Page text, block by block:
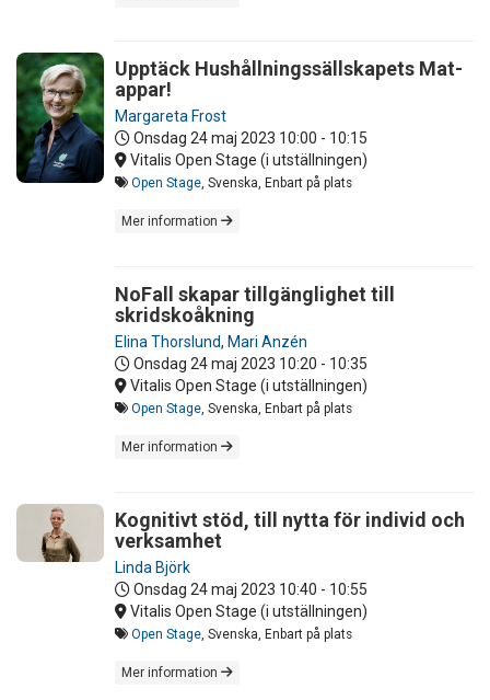
Upptäck Hushållningssällskapets Mat-
appar!
Margareta Frost
Onsdag 24 maj 2023 10:00 - 10:15
Vitalis Open Stage (i utställningen)
Open Stage , Svenska, Enbart på plats
Mer information
NoFall skapar tillgänglighet till
skridskoåkning
Elina Thorslund, Mari Anzén
Onsdag 24 maj 2023 10:20 - 10:35
Vitalis Open Stage (i utställningen)
Open Stage , Svenska, Enbart på plats
Mer information
Kognitivt stöd, till nytta för individ och
verksamhet
Linda Björk
Onsdag 24 maj 2023 10:40 - 10:55
Vitalis Open Stage (i utställningen)
Open Stage , Svenska, Enbart på plats
Mer information